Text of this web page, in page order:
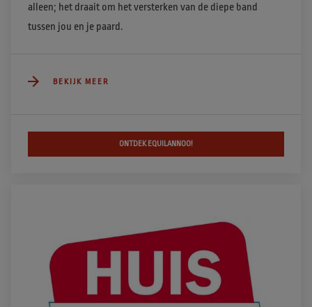
alleen; het draait om het versterken van de diepe band
tussen jou en je paard.
BEKIJK MEER
ONTDEK EQUILANNOO!